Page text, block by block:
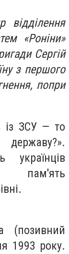
відділення
«Роніни»
Сергій
з першого
попри
із ЗСУ — то
українців
пам'ять
(позивний
1993 року.